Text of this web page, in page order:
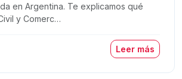
en Argentina. Te explicamos qué
y Comerc…
Leer más